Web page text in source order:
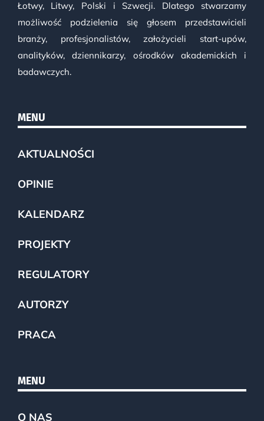
Łotwy, Litwy, Polski i Szwecji. Dlatego stwarzamy
możliwość podzielenia się głosem przedstawicieli
branży, profesjonalistów, założycieli start-upów,
analityków, dziennikarzy, ośrodków akademickich i
badawczych.
MENU
AKTUALNOŚCI
OPINIE
KALENDARZ
PROJEKTY
REGULATORY
AUTORZY
PRACA
MENU
O NAS